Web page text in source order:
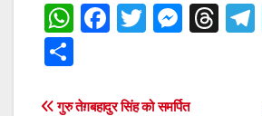
W
s
F
e
T
er
M
e
T
गुरु तेग़बहादुर सिंह को समर्पित